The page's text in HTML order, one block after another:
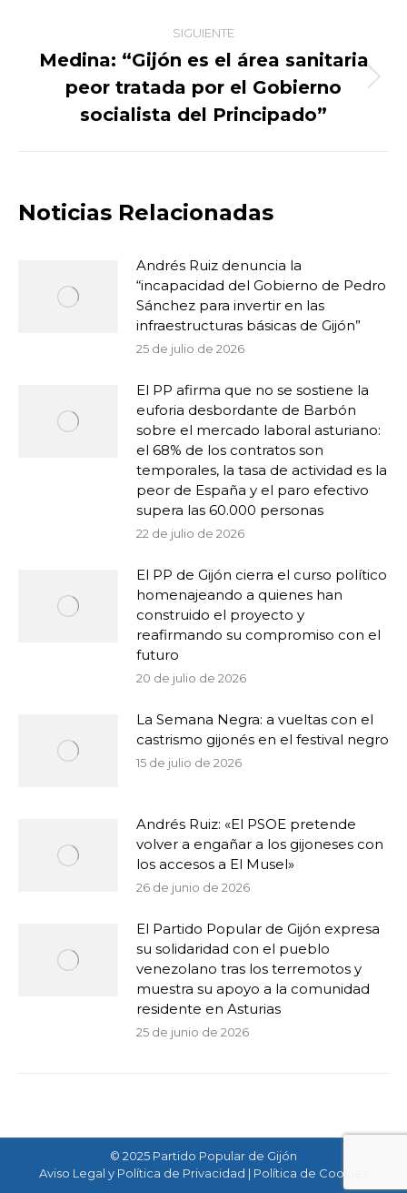
SIGUIENTE
Publicación
siguiente:
Medina: “Gijón es el área sanitaria
peor tratada por el Gobierno
socialista del Principado”
Noticias Relacionadas
Andrés Ruiz denuncia la
“incapacidad del Gobierno de Pedro
Sánchez para invertir en las
infraestructuras básicas de Gijón”
25 de julio de 2026
El PP afirma que no se sostiene la
euforia desbordante de Barbón
sobre el mercado laboral asturiano:
el 68% de los contratos son
temporales, la tasa de actividad es la
peor de España y el paro efectivo
supera las 60.000 personas
22 de julio de 2026
El PP de Gijón cierra el curso político
homenajeando a quienes han
construido el proyecto y
reafirmando su compromiso con el
futuro
20 de julio de 2026
La Semana Negra: a vueltas con el
castrismo gijonés en el festival negro
15 de julio de 2026
Andrés Ruiz: «El PSOE pretende
volver a engañar a los gijoneses con
los accesos a El Musel»
26 de junio de 2026
El Partido Popular de Gijón expresa
su solidaridad con el pueblo
venezolano tras los terremotos y
muestra su apoyo a la comunidad
residente en Asturias
25 de junio de 2026
© 2025 Partido Popular de Gijón
Aviso Legal y Política de Privacidad | Política de Cookies